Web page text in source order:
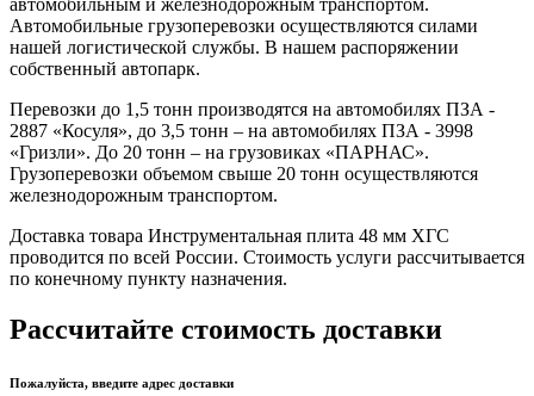
Автомобильные грузоперевозки осуществляются силами
нашей логистической службы. В нашем распоряжении
собственный автопарк.
Перевозки до 1,5 тонн производятся на автомобилях ПЗА -
2887 «Косуля», до 3,5 тонн – на автомобилях ПЗА - 3998
«Гризли». До 20 тонн – на грузовиках «ПАРНАС».
Грузоперевозки объемом свыше 20 тонн осуществляются
железнодорожным транспортом.
Доставка товара Инструментальная плита 48 мм ХГС
проводится по всей России. Стоимость услуги рассчитывается
по конечному пункту назначения.
Рассчитайте стоимость доставки
Пожалуйста, введите адрес доставки